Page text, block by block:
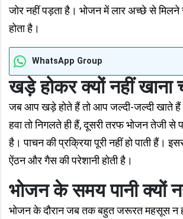
जोर नहीं पड़ता है। भोजन में लार अच्छे से मिलने
होता है।
WhatsApp Group
खड़े होकर क्यों नहीं खाना
जब आप खड़े होते हैं तो आप जल्दी-जल्दी खाते
हवा तो निगलते ही हैं, दूसरी तरफ भोजन तेजी से
है। पाचन की प्रक्रिया पूरी नहीं हो पाती हैं।
ऐंठन और गैस की परेशानी होती है।
भोजन के समय पानी क्यों
भोजन के दौरान जब तक बहुत जरूरत महसूस न